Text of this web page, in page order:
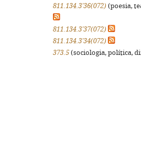
811.134.3'36(072) (poesia,
811.134.3'37(072)
811.134.3'34(072)
373.5 (sociologia, política,